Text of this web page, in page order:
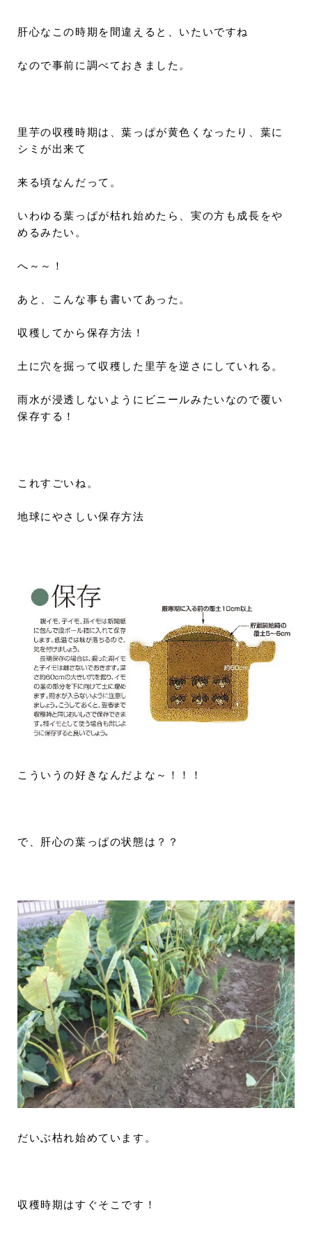
肝心なこの時期を間違えると、いたいですね
なので事前に調べておきました。
里芋の収穫時期は、葉っぱが黄色くなったり、葉に
シミが出来て
来る頃なんだって。
いわゆる葉っぱが枯れ始めたら、実の方も成長をや
めるみたい。
へ～～！
あと、こんな事も書いてあった。
収穫してから保存方法！
土に穴を掘って収穫した里芋を逆さにしていれる。
雨水が浸透しないようにビニールみたいなので覆い
保存する！
これすごいね。
地球にやさしい保存方法
こういうの好きなんだよな～！！！
で、肝心の葉っぱの状態は？？
だいぶ枯れ始めています。
収穫時期はすぐそこです！